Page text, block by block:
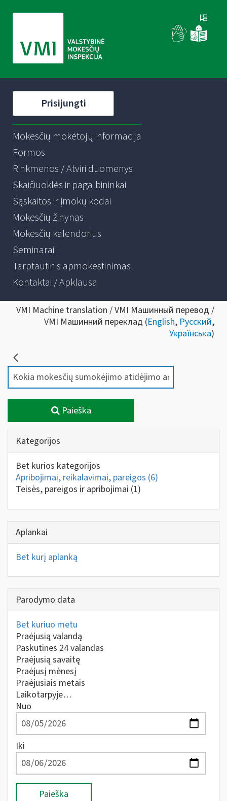
Prisijungti
Mokesčių mokėtojų informacija
Formos
Rinkmenos / Atviri duomenys
Skaičiuoklės ir pagalbininkai
Sąskaitos ir įmokų kodai
Mokesčių žinynas
Mokesčių kalendorius
Seminarai
Tarptautinis apmokestinimas
Kontaktai / Apklausa
VMI Machine translation / VMI Машинный перевод /
VMI Машинний переклад (English, Русский,
Українська)
Paieška
Kategorijos
Bet kurios kategorijos
Apribojimai, reikalavimai, pareigos (6)
Teisės, pareigos ir apribojimai (1)
Aplankai
Bet kurį aplanką
Parodymo data
Bet kuriuo metu
Praėjusią valandą
Paskutines 24 valandas
Praėjusią savaitę
Praėjusį mėnesį
Praėjusiais metais
Laikotarpyje…
Nuo
Iki
Paieška